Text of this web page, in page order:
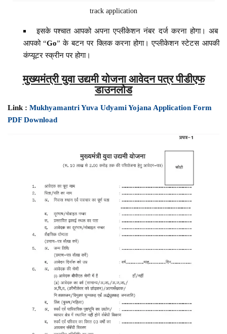
track application
इसके पश्चात आपको अपना एप्लीकेशन नंबर दर्ज करना होगा। अब
आपको “Go” के बटन पर क्लिक करना होगा। एप्लीकेशन स्टेटस आपकी
कंप्यूटर स्क्रीन पर होगा।
मुख्यमंत्री युवा उद्यमी योजना आवेदन पत्र पीडीएफ
डाउनलोड
Link :Mukhyamantri Yuva Udyami Yojana Application Form
PDF Download